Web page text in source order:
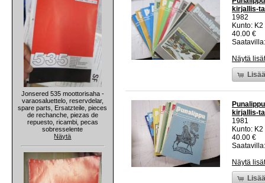
Jonsered 535 moottorisaha -
varaosaluettelo, reservdelar,
spare parts, Ersatzteile, pieces
de rechanche, piezas de
repuesto, ricambi, pecas
sobresselente
Näytä
kirjallis-
1982
Kunto:
40.00 €
Näytä
kirjallis-
1981
Kunto:
40.00 €
Näytä